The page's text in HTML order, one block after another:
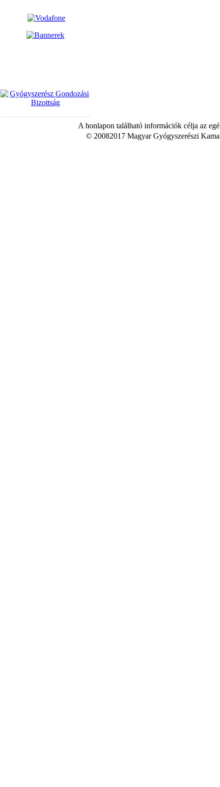
A honlapon található információk célja az
© 20082017 Magyar Gyógyszerészi